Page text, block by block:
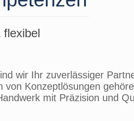
flexibel
wir Ihr zuverlässiger
Konzeptlösungen
mit Präzision und